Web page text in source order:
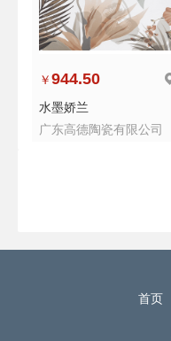
￥944.50
水墨娇兰
广东高德陶瓷有限公司
首页